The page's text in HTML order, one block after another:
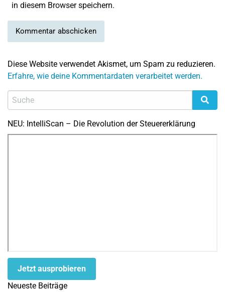
in diesem Browser speichern.
Diese Website verwendet Akismet, um Spam zu reduzieren.
Erfahre, wie deine Kommentardaten verarbeitet werden.
NEU: IntelliScan – Die Revolution der Steuererklärung
Jetzt ausprobieren
Neueste Beiträge